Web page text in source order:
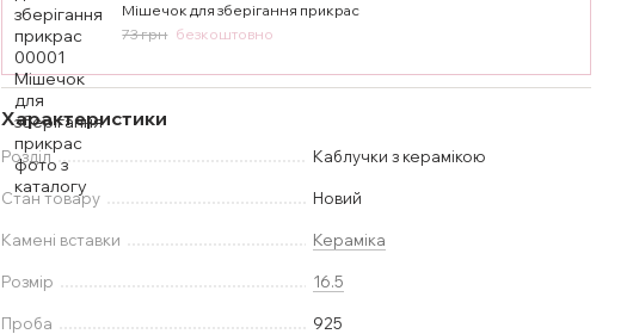
Мішечок для зберігання прикрас
73 грн безкоштовно
Характеристики
Розділ Каблучки з керамікою
Стан товару Новий
Камені вставки Кераміка
Розмір 16.5
Проба 925